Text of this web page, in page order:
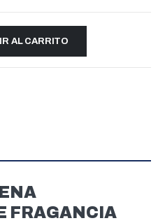
AL CARRITO
FRAGANCIA